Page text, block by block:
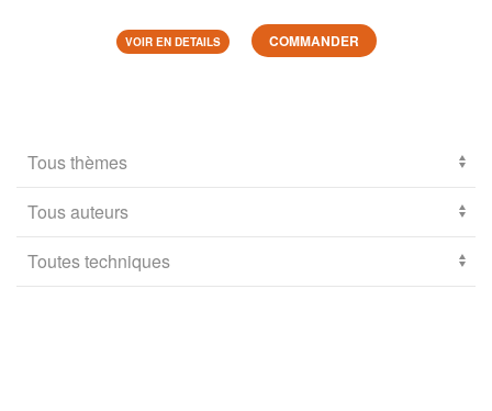
VOIR EN DETAILS COMMANDER